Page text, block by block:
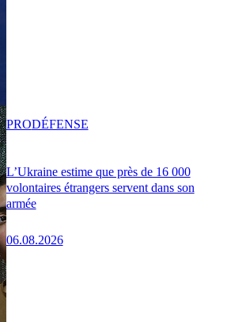
L’Ukraine estime que près de 16 000
volontaires étrangers servent dans son
armée
06.08.2026
PRODÉFENSE